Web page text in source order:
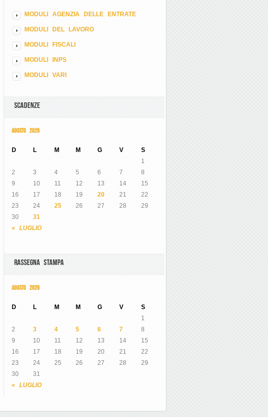
MODULI AGENZIA DELLE ENTRATE
MODULI DEL LAVORO
MODULI FISCALI
MODULI INPS
MODULI VARI
SCADENZE
AGOSTO 2026
D L M M G V S
« LUGLIO
1
2
3 4 5 6 7
8
9
10 11 12 13 14
15
16
17 18 19 20 21
22
23
24 25 26 27 28
29
30
31
RASSEGNA STAMPA
AGOSTO 2026
D L M M G V S
« LUGLIO
1
2
3 4 5 6 7
8
9
10 11 12 13 14
15
16
17 18 19 20 21
22
23
24 25 26 27 28
29
30
31